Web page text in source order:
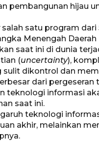
pembangunan hijau
salah satu program dari
Menengah Daerah
saat ini di dunia
(uncertainty),
sulit dikontrol dan
dari
teknologi informasi
saat ini.
teknologi
akhir, melainkan